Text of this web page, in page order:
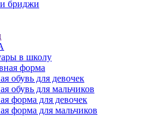
бриджи
в школу
форма
обувь для девочек
обувь для мальчиков
форма для девочек
форма для мальчиков